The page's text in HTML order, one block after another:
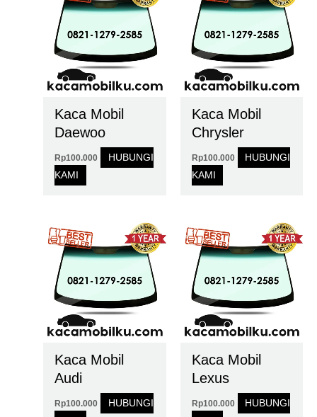
Kaca Mobil
Daewoo
Rp100.000
HUBUNGI
KAMI
Kaca Mobil
Chrysler
Rp100.000
HUBUNGI
KAMI
Kaca Mobil
Audi
Rp100.000
HUBUNGI
Kaca Mobil
Lexus
Rp100.000
HUBUNGI